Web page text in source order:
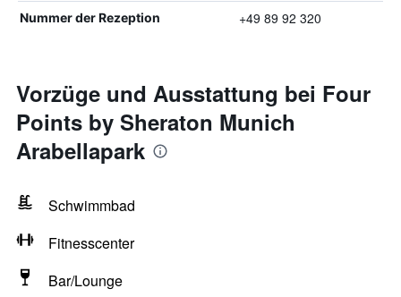
Nummer der Rezeption +49 89 92 320
Vorzüge und Ausstattung bei Four
Points by Sheraton Munich
Arabellapark
Schwimmbad
Fitnesscenter
Bar/Lounge